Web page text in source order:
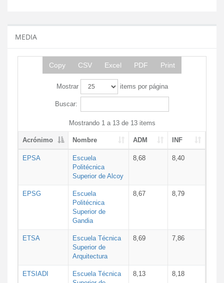
MEDIA
Copy CSV Excel PDF Print
Mostrar items por página
Buscar:
Mostrando 1 a 13 de 13 items
Acrónimo Nombre ADM INF
EPSA
Escuela
Politécnica
Superior de Alcoy
8,68 8,40
EPSG
Escuela
Politécnica
Superior de
Gandia
8,67 8,79
ETSA
Escuela Técnica
Superior de
Arquitectura
8,69 7,86
ETSIADI
Escuela Técnica
8,13 8,18